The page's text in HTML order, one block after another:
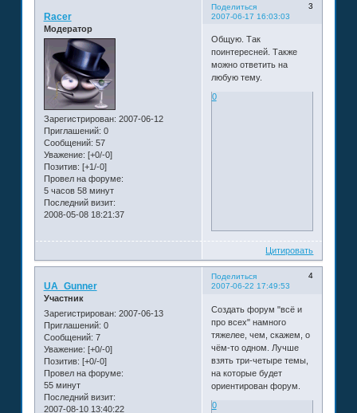
Поделиться
3
2007-06-17 16:03:03
Racer
Модератор
Зарегистрирован: 2007-06-12
Приглашений: 0
Сообщений: 57
Уважение: [+0/-0]
Позитив: [+1/-0]
Провел на форуме:
5 часов 58 минут
Последний визит:
2008-05-08 18:21:37
Общую. Так
поинтересней. Также
можно ответить на
любую тему.
0
Цитировать
Поделиться
4
2007-06-22 17:49:53
UA_Gunner
Участник
Зарегистрирован: 2007-06-13
Приглашений: 0
Сообщений: 7
Уважение: [+0/-0]
Позитив: [+0/-0]
Провел на форуме:
55 минут
Последний визит:
2007-08-10 13:40:22
Создать форум "всё и
про всех" намного
тяжелее, чем, скажем, о
чём-то одном. Лучше
взять три-четыре темы,
на которые будет
ориентирован форум.
0